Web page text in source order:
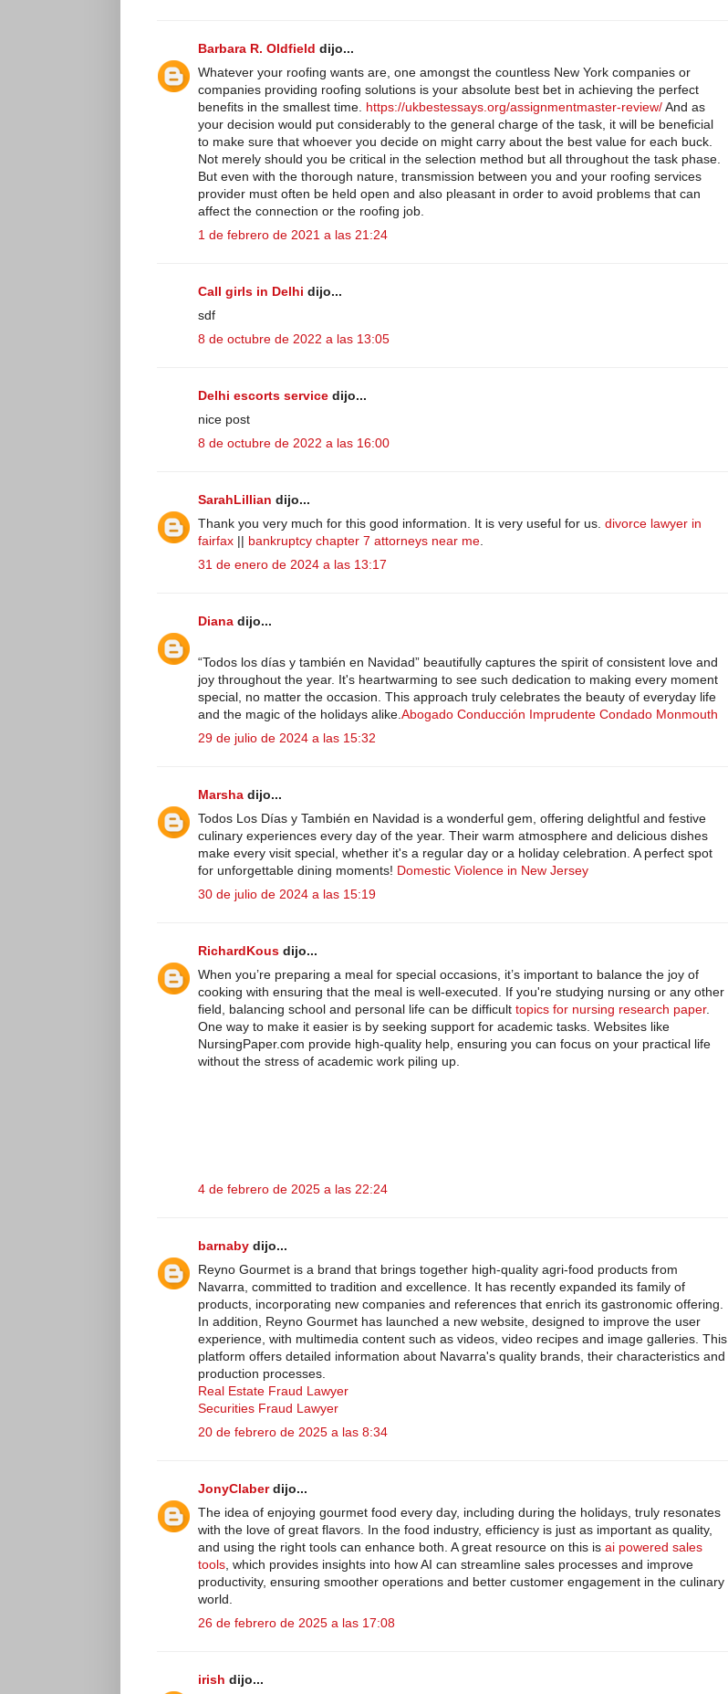
Barbara R. Oldfield dijo...
Whatever your roofing wants are, one amongst the countless New York companies or
companies providing roofing solutions is your absolute best bet in achieving the perfect
benefits in the smallest time. https://ukbestessays.org/assignmentmaster-review/And as
your decision would put considerably to the general charge of the task, it will be beneficial
to make sure that whoever you decide on might carry about the best value for each buck.
Not merely should you be critical in the selection method but all throughout the task phase.
But even with the thorough nature, transmission between you and your roofing services
provider must often be held open and also pleasant in order to avoid problems that can
affect the connection or the roofing job.
1 de febrero de 2021 a las 21:24
Call girls in Delhi dijo...
sdf
8 de octubre de 2022 a las 13:05
Delhi escorts service dijo...
nice post
8 de octubre de 2022 a las 16:00
SarahLillian dijo...
Thank you very much for this good information. It is very useful for us. divorce lawyer in
fairfax || bankruptcy chapter 7 attorneys near me
31 de enero de 2024 a las 13:17
Diana dijo...
“Todos los días y también en Navidad” beautifully captures the spirit of consistent love and
joy throughout the year. It's heartwarming to see such dedication to making every moment
special, no matter the occasion. This approach truly celebrates the beauty of everyday life
and the magic of the holidays alike. Abogado Conducción Imprudente Condado Monmouth
29 de julio de 2024 a las 15:32
Marsha dijo...
Todos Los Días y También en Navidad is a wonderful gem, offering delightful and festive
culinary experiences every day of the year. Their warm atmosphere and delicious dishes
make every visit special, whether it's a regular day or a holiday celebration. A perfect spot
for unforgettable dining moments! Domestic Violence in New Jersey
30 de julio de 2024 a las 15:19
RichardKous dijo...
When you’re preparing a meal for special occasions, it’s important to balance the joy of
cooking with ensuring that the meal is well-executed. If you're studying nursing or any other
field, balancing school and personal life can be difficult topics for nursing research paper.
One way to make it easier is by seeking support for academic tasks. Websites like
NursingPaper.com provide high-quality help, ensuring you can focus on your practical life
without the stress of academic work piling up.
4 de febrero de 2025 a las 22:24
barnaby dijo...
Reyno Gourmet is a brand that brings together high-quality agri-food products from
Navarra, committed to tradition and excellence. It has recently expanded its family of
products, incorporating new companies and references that enrich its gastronomic offering.
In addition, Reyno Gourmet has launched a new website, designed to improve the user
experience, with multimedia content such as videos, video recipes and image galleries. This
platform offers detailed information about Navarra's quality brands, their characteristics and
production processes.
Real Estate Fraud Lawyer
Securities Fraud Lawyer
20 de febrero de 2025 a las 8:34
JonyClaberdijo...
The idea of enjoying gourmet food every day, including during the holidays, truly resonates
with the love of great flavors. In the food industry, efficiency is just as important as quality,
and using the right tools can enhance both. A great resource on this is ai powered sales
tools , which provides insights into how AI can streamline sales processes and improve
productivity, ensuring smoother operations and better customer engagement in the culinary
world.
26 de febrero de 2025 a las 17:08
irish dijo...